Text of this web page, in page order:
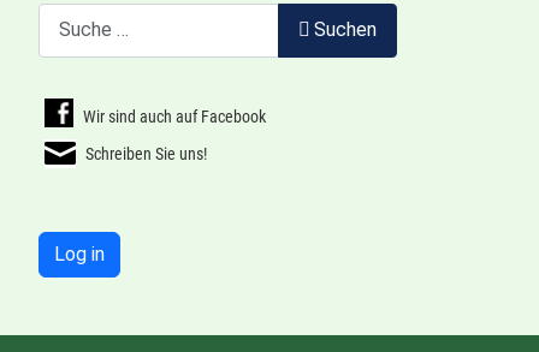
Suchen
Wir sind auch auf Facebook
Schreiben Sie uns!
Log in